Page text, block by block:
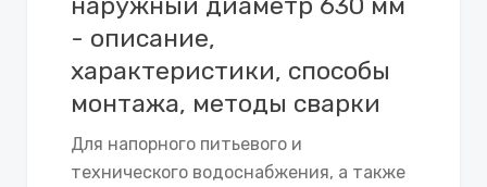
- описание,
характеристики, способы
монтажа, методы сварки
Для напорного питьевого и
технического водоснабжения, а также